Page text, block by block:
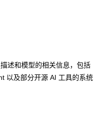
述和模型的相关信息，包括
以及部分开源 AI 工具的系统